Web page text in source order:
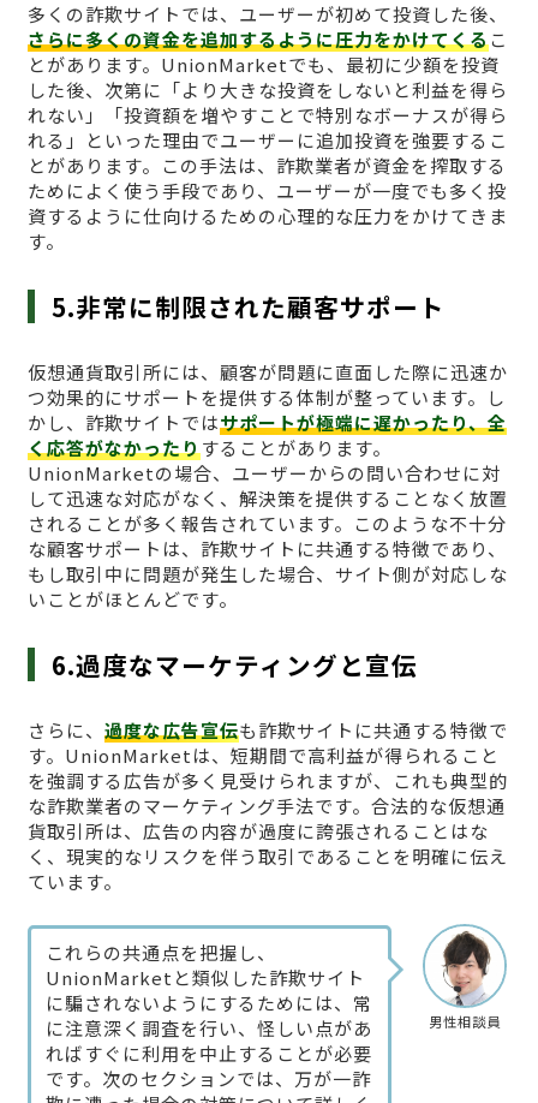
多くの詐欺サイトでは、ユーザーが初めて投資した後、
さらに多くの資金を追加するように圧力をかけてくるこ
とがあります。UnionMarketでも、最初に少額を投資
した後、次第に「より大きな投資をしないと利益を得ら
れない」「投資額を増やすことで特別なボーナスが得ら
れる」といった理由でユーザーに追加投資を強要するこ
とがあります。この手法は、詐欺業者が資金を搾取する
ためによく使う手段であり、ユーザーが一度でも多く投
資するように仕向けるための心理的な圧力をかけてきま
す。
5.非常に制限された顧客サポート
仮想通貨取引所には、顧客が問題に直面した際に迅速か
つ効果的にサポートを提供する体制が整っています。し
かし、詐欺サイトではサポートが極端に遅かったり、全
く応答がなかったりすることがあります。
UnionMarketの場合、ユーザーからの問い合わせに対
して迅速な対応がなく、解決策を提供することなく放置
されることが多く報告されています。このような不十分
な顧客サポートは、詐欺サイトに共通する特徴であり、
もし取引中に問題が発生した場合、サイト側が対応しな
いことがほとんどです。
6.過度なマーケティングと宣伝
さらに、 過度な広告宣伝も詐欺サイトに共通する特徴で
す。UnionMarketは、短期間で高利益が得られること
を強調する広告が多く見受けられますが、これも典型的
な詐欺業者のマーケティング手法です。合法的な仮想通
貨取引所は、広告の内容が過度に誇張されることはな
く、現実的なリスクを伴う取引であることを明確に伝え
ています。
男性相談員
これらの共通点を把握し、
UnionMarketと類似した詐欺サイト
に騙されないようにするためには、常
に注意深く調査を行い、怪しい点があ
ればすぐに利用を中止することが必要
です。次のセクションでは、万が一詐